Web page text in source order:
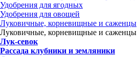
Удобрения для ягодных
Удобрения для овощей
Луковичные, корневищные и саженцы
Луковичные, корневищные и саженцы
Лук-севок
Рассада клубники и земляники